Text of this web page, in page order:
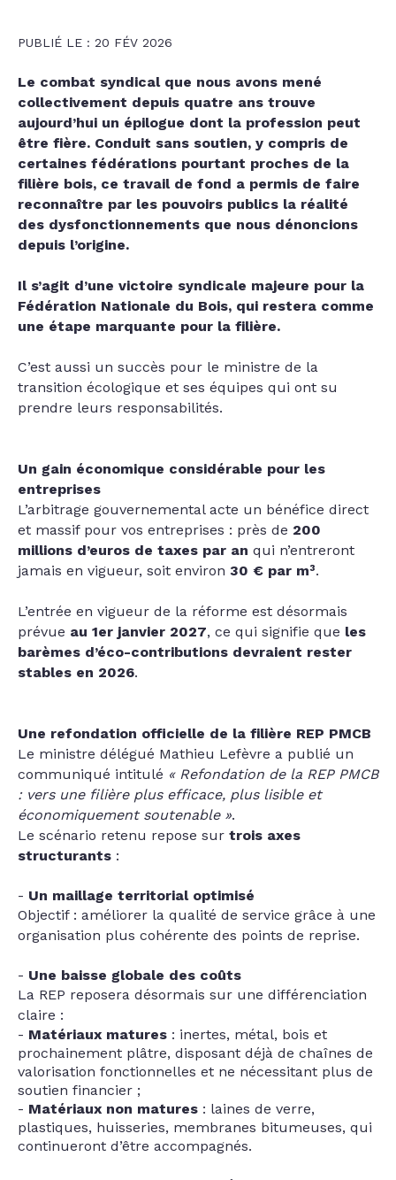
PUBLIÉ LE : 20 FÉV 2026
Le combat syndical que nous avons mené
collectivement depuis quatre ans trouve
aujourd’hui un épilogue dont la profession peut
être fière. Conduit sans soutien, y compris de
certaines fédérations pourtant proches de la
filière bois, ce travail de fond a permis de faire
reconnaître par les pouvoirs publics la réalité
des dysfonctionnements que nous dénoncions
depuis l’origine.
Il s’agit d’une victoire syndicale majeure pour la
Fédération Nationale du Bois, qui restera comme
une étape marquante pour la filière.
C’est aussi un succès pour le ministre de la
transition écologique et ses équipes qui ont su
prendre leurs responsabilités.
Un gain économique considérable pour les
entreprises
L’arbitrage gouvernemental acte un bénéfice direct
et massif pour vos entreprises : près de 200
millions d’euros de taxes par an qui n’entreront
jamais en vigueur, soit environ 30 € par m³.
L’entrée en vigueur de la réforme est désormais
prévue au 1er janvier 2027, ce qui signifie que les
barèmes d’éco-contributions devraient rester
stables en 2026.
Une refondation officielle de la filière REP PMCB
Le ministre délégué Mathieu Lefèvre a publié un
communiqué intitulé « Refondation de la REP PMCB
: vers une filière plus efficace, plus lisible et
économiquement soutenable ».
Le scénario retenu repose sur trois axes
structurants :
Un maillage territorial optimisé
Objectif : améliorer la qualité de service grâce à une
organisation plus cohérente des points de reprise.
Une baisse globale des coûts
La REP reposera désormais sur une différenciation
claire :
Matériaux matures : inertes, métal, bois et
prochainement plâtre, disposant déjà de chaînes de
valorisation fonctionnelles et ne nécessitant plus de
soutien financier ;
Matériaux non matures : laines de verre,
plastiques, huisseries, membranes bitumeuses, qui
continueront d’être accompagnés.